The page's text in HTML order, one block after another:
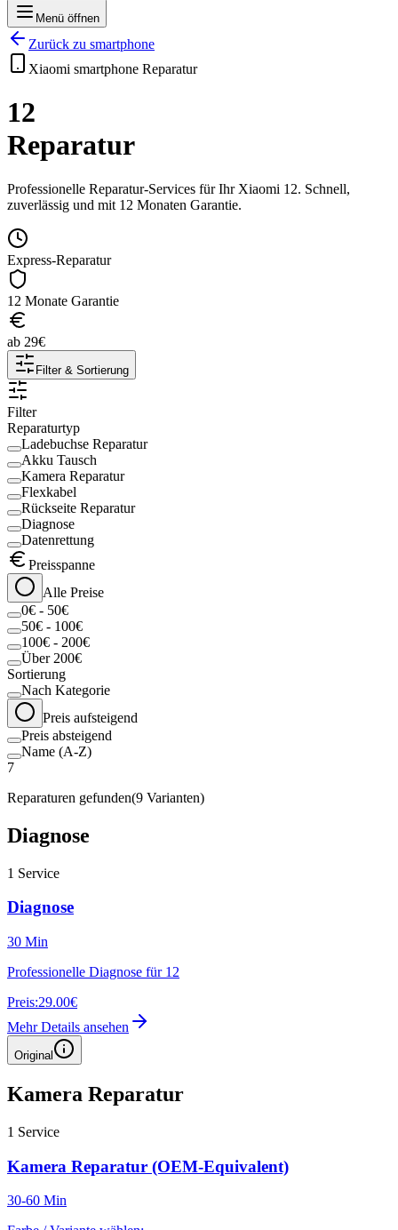
Menü öffnen
Zurück zu smartphone
Xiaomi smartphone Reparatur
12
Reparatur
Professionelle Reparatur-Services für Ihr Xiaomi 12. Schnell,
zuverlässig und mit 12 Monaten Garantie.
Express-Reparatur
12 Monate Garantie
ab 29€
Filter & Sortierung
Filter
Reparaturtyp
Ladebuchse Reparatur
Akku Tausch
Kamera Reparatur
Flexkabel
Rückseite Reparatur
Diagnose
Datenrettung
Preisspanne
Alle Preise
0€ - 50€
50€ - 100€
100€ - 200€
Über 200€
Sortierung
Nach Kategorie
Preis aufsteigend
Preis absteigend
Name (A-Z)
7
Reparaturen gefunden(9 Varianten)
Diagnose
1 Service
Diagnose
30 Min
Professionelle Diagnose für 12
Preis:29.00€
Mehr Details ansehen
Original
Kamera Reparatur
1 Service
Kamera Reparatur (OEM-Equivalent)
30-60 Min